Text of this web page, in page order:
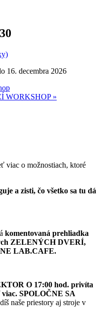
16. decembra 2026
WORKSHOP »
viac o možnostiach, ktoré
a zisti, čo všetko sa tu dá
komentovaná prehliadka
ZELENÝCH DVERÍ,
LAB.CAFE.
O 17:00 hod. privíta
SPOLOČNE SA
naše priestory aj stroje v